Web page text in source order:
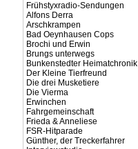
Frühstyxradio-Sendungen
Alfons Derra
Arschkrampen
Bad Oeynhausen Cops
Brochi und Erwin
Brungs unterwegs
Bunkenstedter Heimatchronik
Der Kleine Tierfreund
Die drei Musketiere
Die Vierma
Erwinchen
Fahrgemeinschaft
Frieda & Anneliese
FSR-Hitparade
Günther, der Treckerfahrer